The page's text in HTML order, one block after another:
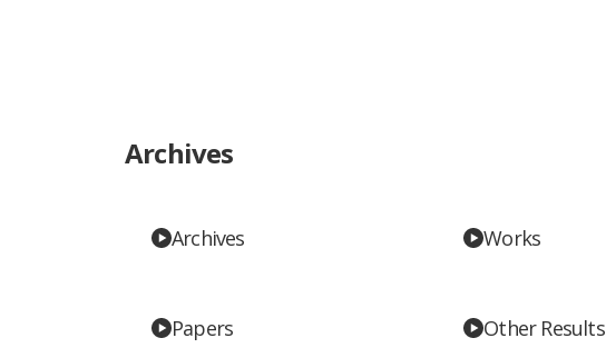
Archives
Archives Works
Papers Other Results